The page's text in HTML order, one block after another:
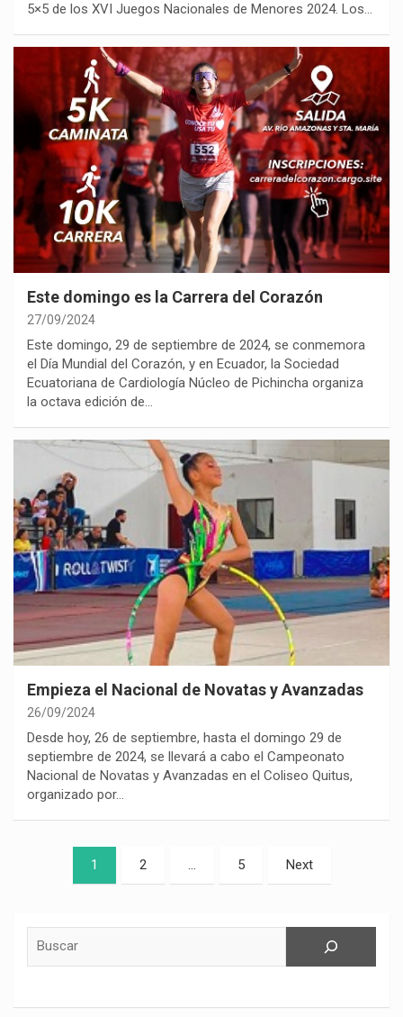
5×5 de los XVI Juegos Nacionales de Menores 2024. Los…
Este domingo es la Carrera del Corazón
27/09/2024
Este domingo, 29 de septiembre de 2024, se conmemora
el Día Mundial del Corazón, y en Ecuador, la Sociedad
Ecuatoriana de Cardiología Núcleo de Pichincha organiza
la octava edición de…
Empieza el Nacional de Novatas y Avanzadas
26/09/2024
Desde hoy, 26 de septiembre, hasta el domingo 29 de
septiembre de 2024, se llevará a cabo el Campeonato
Nacional de Novatas y Avanzadas en el Coliseo Quitus,
organizado por…
Paginación
1 2 … 5 Next